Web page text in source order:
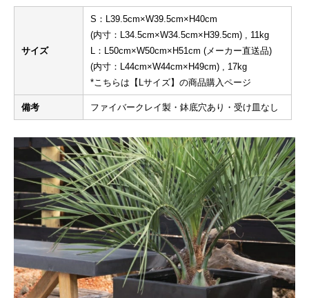
サイズ
S：L39.5cm×W39.5cm×H40cm
(内寸：L34.5cm×W34.5cm×H39.5cm) , 11kg
L：L50cm×W50cm×H51cm (メーカー直送品)
(内寸：L44cm×W44cm×H49cm) , 17kg
*こちらは【Lサイズ】の商品購入ページ
備考 ファイバークレイ製・鉢底穴あり・受け皿なし